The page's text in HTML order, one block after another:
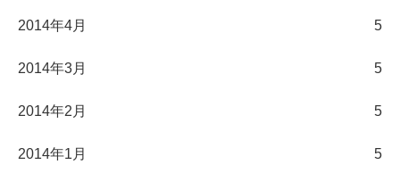
2014年4月 5
2014年3月 5
2014年2月 5
2014年1月 5